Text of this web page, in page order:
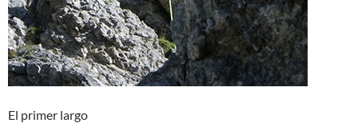
El primer largo